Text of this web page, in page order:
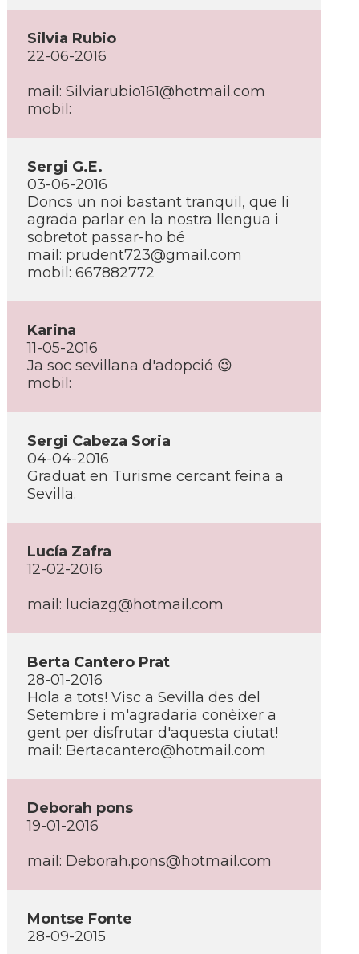
Silvia Rubio
22-06-2016
mail: Silviarubio161@hotmail.com
mobil:
Sergi G.E.
03-06-2016
Doncs un noi bastant tranquil, que li
agrada parlar en la nostra llengua i
sobretot passar-ho bé
mail: prudent723@gmail.com
mobil: 667882772
Karina
11-05-2016
Ja soc sevillana d'adopció 😉
mobil:
Sergi Cabeza Soria
04-04-2016
Graduat en Turisme cercant feina a
Sevilla.
Lucí­a Zafra
12-02-2016
mail: luciazg@hotmail.com
Berta Cantero Prat
28-01-2016
Hola a tots! Visc a Sevilla des del
Setembre i m'agradaria conèixer a
gent per disfrutar d'aquesta ciutat!
mail: Bertacantero@hotmail.com
Deborah pons
19-01-2016
mail: Deborah.pons@hotmail.com
Montse Fonte
28-09-2015